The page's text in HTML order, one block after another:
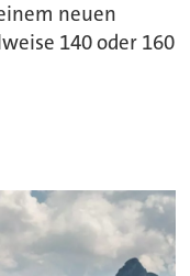
neuen
140 oder 160